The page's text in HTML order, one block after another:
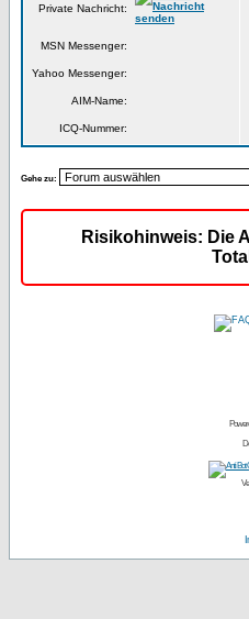
Private Nachricht:
MSN Messenger:
Yahoo Messenger:
AIM-Name:
ICQ-Nummer:
Gehe zu:
Risikohinweis: Die